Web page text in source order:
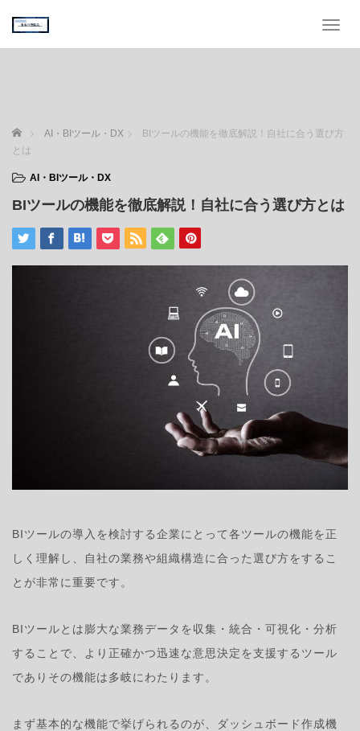
T
a
a
n
ホーム AI・BIツール・DX
BIツールの機能を徹底解説！自社に合う選び方
とは
AI・BIツール・DX
BIツールの機能を徹底解説！自社に合う選び方とは
BIツールの導入を検討する企業にとって各ツールの機能を正
しく理解し、自社の業務や組織構造に合った選び方をするこ
とが非常に重要です。
BIツールとは膨大な業務データを収集・統合・可視化・分析
することで、より正確かつ迅速な意思決定を支援するツール
でありその機能は多岐にわたります。
まず基本的な機能で挙げられるのが、ダッシュボード作成機